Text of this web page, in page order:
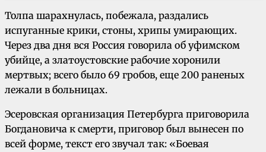
Толпа шарахнулась, побежала, раздались
испуганные крики, стоны, хрипы умирающих.
Через два дня вся Россия говорила об уфимском
убийце, а златоустовские рабочие хоронили
мертвых; всего было 69 гробов, еще 200 раненых
лежали в больницах.
Эсеровская организация Петербурга приговорила
Богдановича к смерти, приговор был вынесен по
всей форме, текст его звучал так: «Боевая